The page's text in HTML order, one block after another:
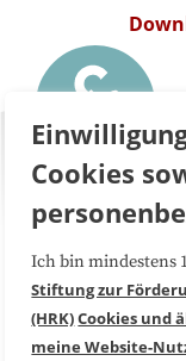
Über uns
Medienarbeit
Cookies
Ich bin mindestens
Stiftung zur
(HRK)Cookies und
meine Website-